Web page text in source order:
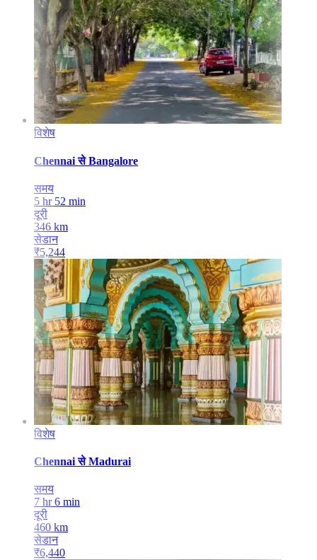
विशेष
Chennai से Bangalore
समय
5 hr 52 min
दूरी
346 km
सेडान
₹5,244
विशेष
Chennai से Madurai
समय
7 hr 6 min
दूरी
460 km
सेडान
₹6,440